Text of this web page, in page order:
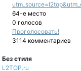
64-е место
0 голосов
Проголосовать!
3114 комментариев
Без стиля
L2TOP.ru